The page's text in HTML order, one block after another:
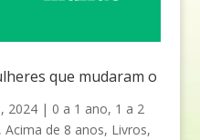
que mudaram o
2024| 0 a 1 ano, 1 a 2
, Acima de 8 anos, Livros,